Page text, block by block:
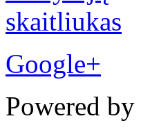
Google+
Powered by